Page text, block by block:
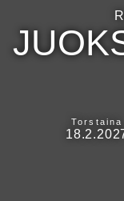
Torstaina